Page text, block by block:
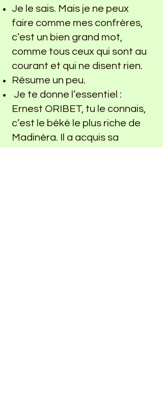
Je le sais. Mais je ne peux
faire comme mes confrères,
c’est un bien grand mot,
comme tous ceux qui sont au
courant et qui ne disent rien.
Résume un peu.
Je te donne l’essentiel :
Ernest ORIBET, tu le connais,
c’est le béké le plus riche de
Madinéra. Il a acquis sa